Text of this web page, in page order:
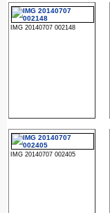
IMG 20140707 002148
IMG 20140707 002405